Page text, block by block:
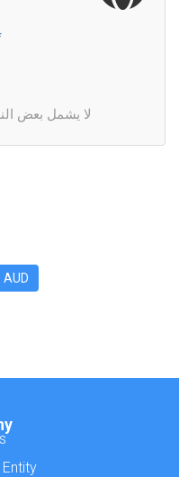
أنقل
* لا يشمل بعض
العربية / $ AUD